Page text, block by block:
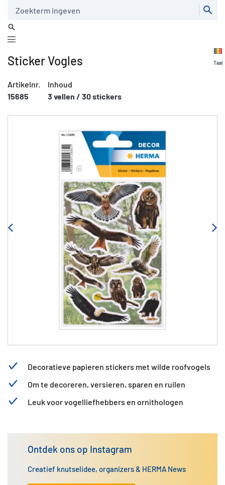
Taal
Sticker Vogles
Artikelnr.
15685
Inhoud
3 vellen / 30 stickers
Decoratieve papieren stickers met wilde roofvogels
Om te decoreren, versieren, sparen en ruilen
Leuk voor vogelliefhebbers en ornithologen
Ontdek ons op Instagram
Creatief knutselidee, organizers & HERMA News